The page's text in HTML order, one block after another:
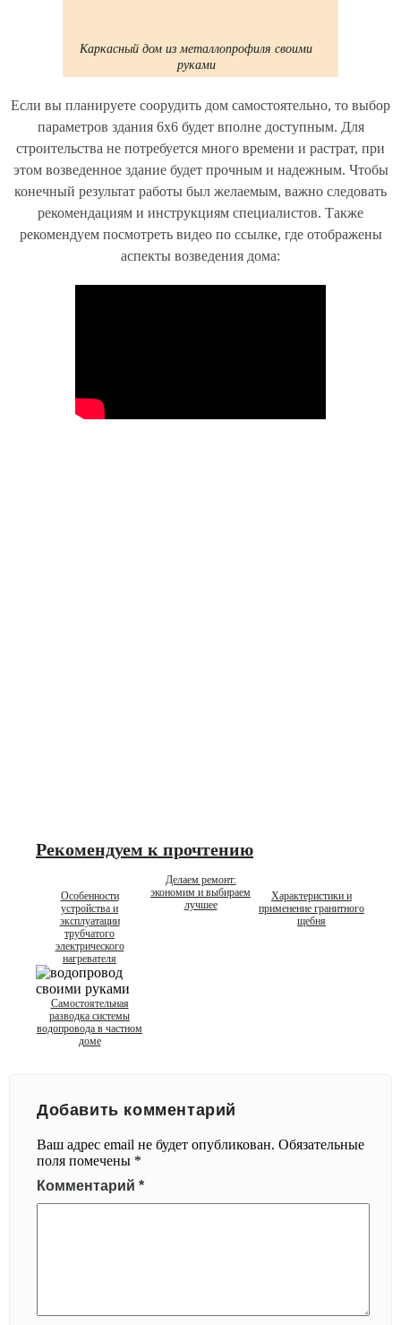
Каркасный дом из металлопрофиля своими
руками
Если вы планируете соорудить дом самостоятельно, то выбор
параметров здания 6х6 будет вполне доступным. Для
строительства не потребуется много времени и растрат, при
этом возведенное здание будет прочным и надежным. Чтобы
конечный результат работы был желаемым, важно следовать
рекомендациям и инструкциям специалистов. Также
рекомендуем посмотреть видео по ссылке, где отображены
аспекты возведения дома:
Рекомендуем к прочтению
Особенности
устройства и
эксплуатации
трубчатого
электрического
нагревателя
Делаем ремонт:
экономим и выбираем
лучшее
Характеристики и
применение гранитного
щебня
Самостоятельная
разводка системы
водопровода в частном
доме
Добавить комментарий
Ваш адрес email не будет опубликован. Обязательные
поля помечены *
Комментарий *